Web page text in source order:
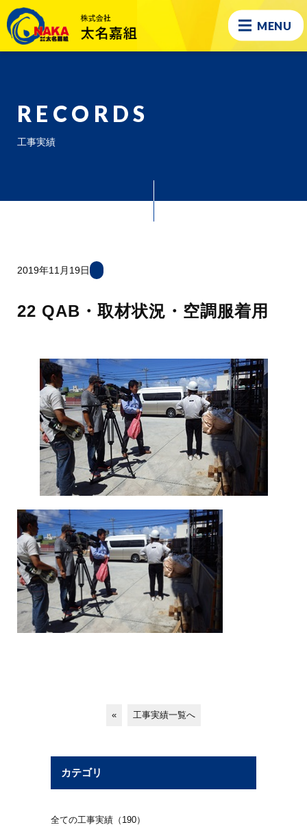
MENU
RECORDS
工事実績
2019年11月19日
22 QAB・取材状況・空調服着用
« 工事実績一覧へ
カテゴリ
全ての工事実績（190）